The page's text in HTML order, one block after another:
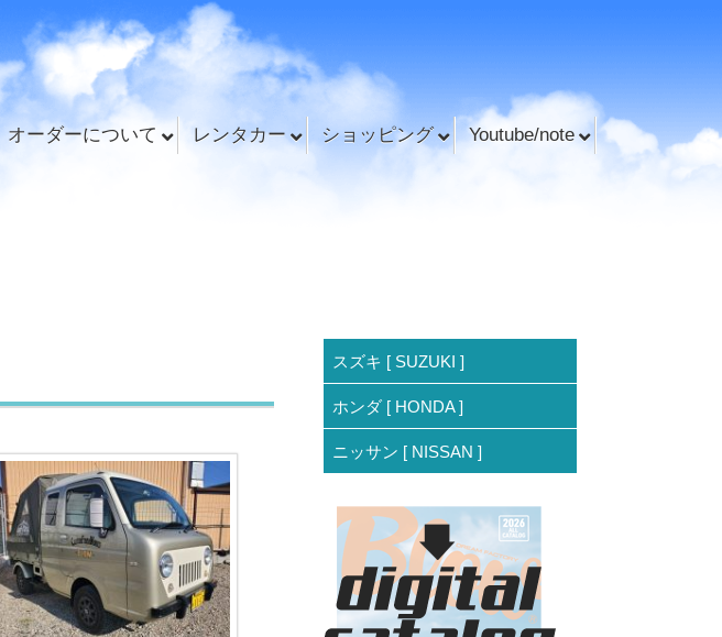
オーダーについて レンタカー ショッピング
Youtube/note
スズキ [ SUZUKI ]
ホンダ [ HONDA ]
ニッサン [ NISSAN ]